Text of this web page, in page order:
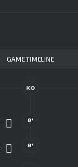
GAME TIMELINE
KO
8'
8'